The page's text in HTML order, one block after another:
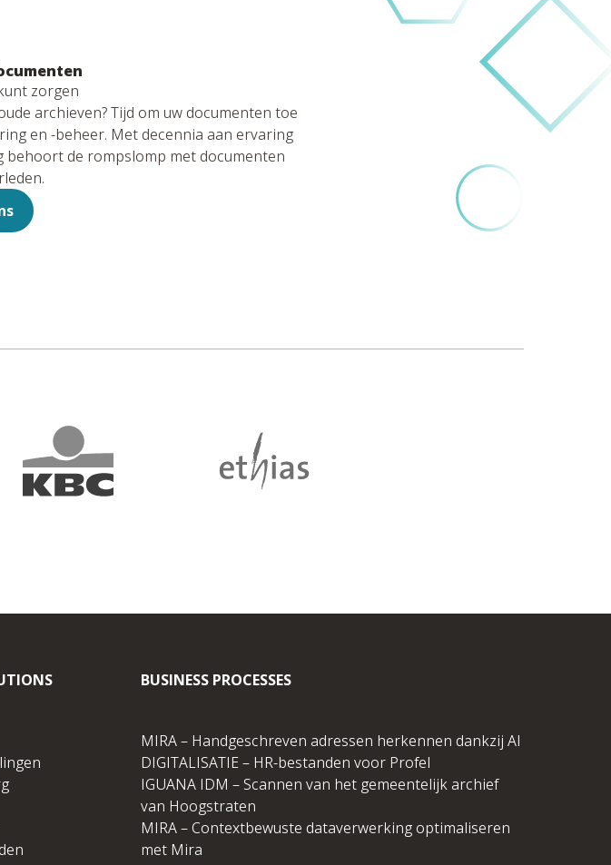
zorgen
archieven? Tijd om uw documenten toe
en -beheer. Met decennia aan ervaring
de rompslomp met documenten
BUSINESS PROCESSES
MIRA – Handgeschreven adressen herkennen dankzij AI
DIGITALISATIE – HR-bestanden voor Profel
IGUANA IDM – Scannen van het gemeentelijk archief
van Hoogstraten
MIRA – Contextbewuste dataverwerking optimaliseren
met Mira